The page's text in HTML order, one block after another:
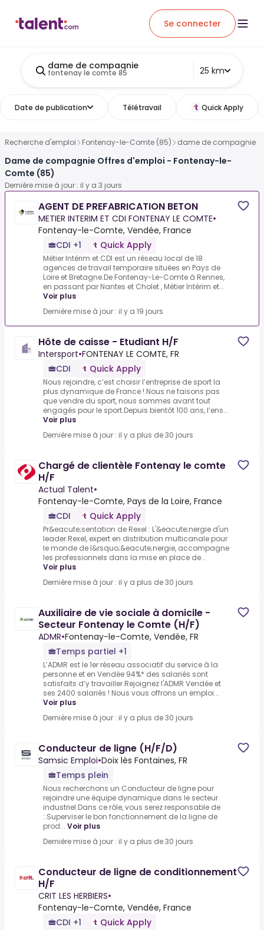
Se connecter
dame de compagnie
fontenay le comte 85 25 km
Date de publication Télétravail Quick Apply
Recherche d'emploi Fontenay-le-Comte (85) dame de compagnie
Dame de compagnie Offres d'emploi - Fontenay-le-
Comte (85)
Dernière mise à jour : il y a 3 jours
AGENT DE PREFABRICATION BETON
METIER INTERIM ET CDI FONTENAY LE COMTE•
Fontenay-le-Comte, Vendée, France
CDI +1
Quick Apply
Métier Intérim et CDI est un réseau local de 18
agences de travail temporaire situées en Pays de
Loire et Bretagne.De Fontenay-Le-Comte à Rennes,
en passant par Nantes et Cholet , Métier Intérim et...
Voir plus
Dernière mise à jour : il y a 19 jours
Hôte de caisse - Etudiant H/F
Intersport•FONTENAY LE COMTE, FR
CDI
Quick Apply
Nous rejoindre, c’est choisir l’entreprise de sport la
plus dynamique de France !.Nous ne faisons pas
que vendre du sport, nous sommes avant tout
engagés pour le sport.Depuis bientôt 100 ans, l’ens...
Voir plus
Dernière mise à jour : il y a plus de 30 jours
Chargé de clientèle Fontenay le comte
H/F
Actual Talent•
Fontenay-le-Comte, Pays de la Loire, France
CDI
Quick Apply
Pr&eacute;sentation de Rexel : L'&eacute;nergie d'un
leader.Rexel, expert en distribution multicanale pour
le monde de l&rsquo;&eacute;nergie, accompagne
les professionnels dans la mise en place de...
Voir plus
Dernière mise à jour : il y a plus de 30 jours
Auxiliaire de vie sociale à domicile -
Secteur Fontenay le Comte (H/F)
ADMR•Fontenay-le-Comte, Vendée, FR
Temps partiel +1
L’ADMR est le 1er réseau associatif du service à la
personne et en Vendée 94%* des salariés sont
satisfaits d’y travailler.Rejoignez l'ADMR Vendée et
ses 2400 salariés ! Nous vous offrons un emploi...
Voir plus
Dernière mise à jour : il y a plus de 30 jours
Conducteur de ligne (H/F/D)
Samsic Emploi•Doix lès Fontaines, FR
Temps plein
Nous recherchons un Conducteur de ligne pour
rejoindre une équipe dynamique dans le secteur
industriel.Dans ce rôle, vous serez responsable de
:.Superviser le bon fonctionnement de la ligne de
prod... Voir plus
Dernière mise à jour : il y a plus de 30 jours
Conducteur de ligne de conditionnement
H/F
CRIT LES HERBIERS•
Fontenay-le-Comte, Vendée, France
CDI +1
Quick Apply